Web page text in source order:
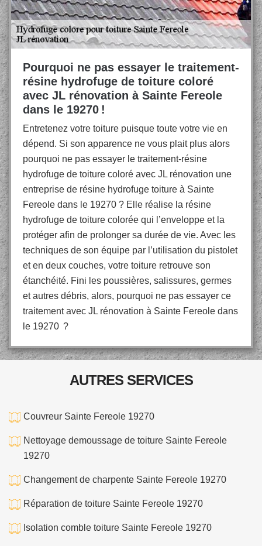
Pourquoi ne pas essayer le traitement-
résine hydrofuge de toiture coloré
avec JL rénovation à Sainte Fereole
dans le 19270 !
Entretenez votre toiture puisque toute votre vie en
dépend. Si son apparence ne vous plait plus alors
pourquoi ne pas essayer le traitement-résine
hydrofuge de toiture coloré avec JL rénovation une
entreprise de résine hydrofuge toiture à Sainte
Fereole dans le 19270 ? Elle réalise la résine
hydrofuge de toiture colorée qui l’enveloppe et la
protéger afin de prolonger sa durée de vie. Avec les
techniques de son équipe par l’utilisation du pistolet
et en deux couches, votre toiture retrouve son
étanchéité. Fini les poussières, salissures, germes
et autres débris, alors, pourquoi ne pas essayer ce
traitement avec JL rénovation à Sainte Fereole dans
le 19270 ?
AUTRES SERVICES
Couvreur Sainte Fereole 19270
Nettoyage demoussage de toiture Sainte Fereole
19270
Changement de charpente Sainte Fereole 19270
Réparation de toiture Sainte Fereole 19270
Isolation comble toiture Sainte Fereole 19270